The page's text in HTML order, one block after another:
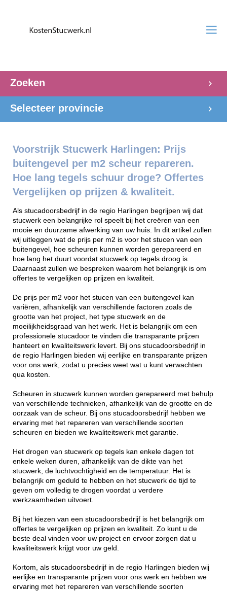
Zoeken
Selecteer provincie
Voorstrijk Stucwerk Harlingen: Prijs
buitengevel per m2 scheur repareren.
Hoe lang tegels schuur droge? Offertes
Vergelijken op prijzen & kwaliteit.
Als stucadoorsbedrijf in de regio Harlingen begrijpen wij dat
stucwerk een belangrijke rol speelt bij het creëren van een
mooie en duurzame afwerking van uw huis. In dit artikel zullen
wij uitleggen wat de prijs per m2 is voor het stucen van een
buitengevel, hoe scheuren kunnen worden gerepareerd en
hoe lang het duurt voordat stucwerk op tegels droog is.
Daarnaast zullen we bespreken waarom het belangrijk is om
offertes te vergelijken op prijzen en kwaliteit.
De prijs per m2 voor het stucen van een buitengevel kan
variëren, afhankelijk van verschillende factoren zoals de
grootte van het project, het type stucwerk en de
moeilijkheidsgraad van het werk. Het is belangrijk om een
professionele stucadoor te vinden die transparante prijzen
hanteert en kwaliteitswerk levert. Bij ons stucadoorsbedrijf in
de regio Harlingen bieden wij eerlijke en transparante prijzen
voor ons werk, zodat u precies weet wat u kunt verwachten
qua kosten.
Scheuren in stucwerk kunnen worden gerepareerd met behulp
van verschillende technieken, afhankelijk van de grootte en de
oorzaak van de scheur. Bij ons stucadoorsbedrijf hebben we
ervaring met het repareren van verschillende soorten
scheuren en bieden we kwaliteitswerk met garantie.
Het drogen van stucwerk op tegels kan enkele dagen tot
enkele weken duren, afhankelijk van de dikte van het
stucwerk, de luchtvochtigheid en de temperatuur. Het is
belangrijk om geduld te hebben en het stucwerk de tijd te
geven om volledig te drogen voordat u verdere
werkzaamheden uitvoert.
Bij het kiezen van een stucadoorsbedrijf is het belangrijk om
offertes te vergelijken op prijzen en kwaliteit. Zo kunt u de
beste deal vinden voor uw project en ervoor zorgen dat u
kwaliteitswerk krijgt voor uw geld.
Kortom, als stucadoorsbedrijf in de regio Harlingen bieden wij
eerlijke en transparante prijzen voor ons werk en hebben we
ervaring met het repareren van verschillende soorten